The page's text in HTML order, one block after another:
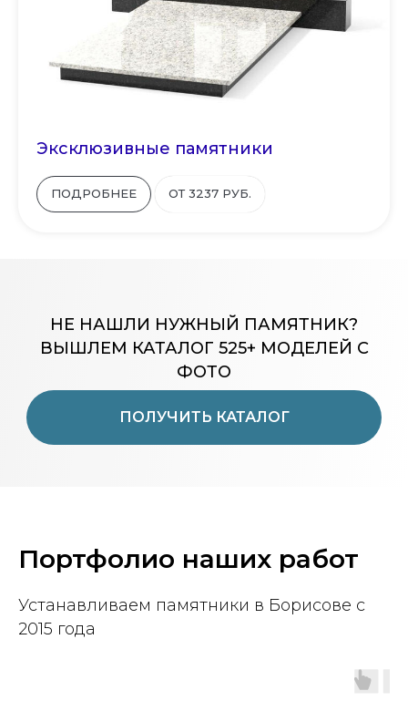
Эксклюзивные памятники
ПОДРОБНЕЕ ОТ 3237 РУБ.
ПОЛУЧИТЬ КАТАЛОГ
НЕ НАШЛИ НУЖНЫЙ ПАМЯТНИК?
ВЫШЛЕМ КАТАЛОГ 525+ МОДЕЛЕЙ С
ФОТО
Портфолио наших работ
Устанавливаем памятники в Борисове с
2015 года